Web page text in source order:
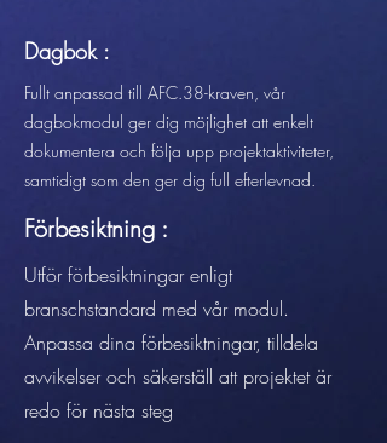
Dagbok :
Fullt anpassad till AFC.38-kraven, vår
dagbokmodul ger dig möjlighet att enkelt
dokumentera och följa upp projektaktiviteter,
samtidigt som den ger dig full efterlevnad.
Förbesiktning :
Utför förbesiktningar enligt
branschstandard med vår modul.
Anpassa dina förbesiktningar, tilldela
avvikelser och säkerställ att projektet är
redo för nästa steg